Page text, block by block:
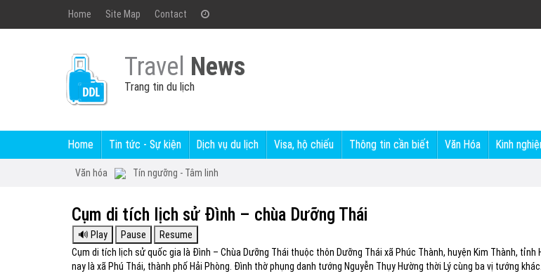
Home Site Map Contact
Travel News
Trang tin du lịch
Home Tin tức - Sự kiện Dịch vụ du lịch Visa, hộ chiếu Thông tin cần biết Văn Hóa Kinh
Văn hóa Tín ngưỡng - Tâm linh
Cụm di tích lịch sử Đình – chùa Dưỡng Thái
Cụm di tích lịch sử quốc gia là Đình – Chùa Dưỡng Thái thuộc thôn Dưỡng Thái xã Phúc Thành, huyện Kim Thành, tỉnh
nay là xã Phú Thái, thành phố Hải Phòng. Đình thờ phụng danh tướng Nguyễn Thụy Hường thời Lý cùng ba vị tướng